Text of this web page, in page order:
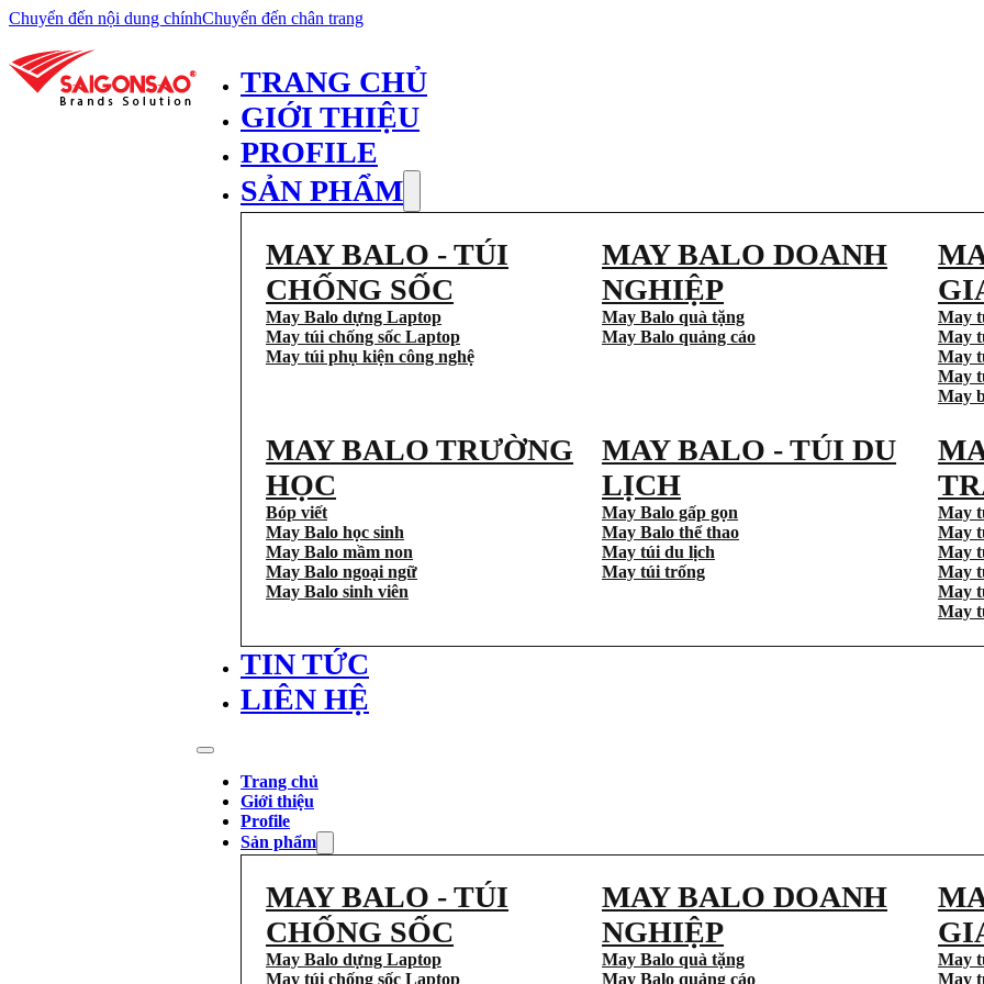
Chuyển đến nội dung chínhChuyển đến chân trang
TRANG CHỦ
GIỚI THIỆU
PROFILE
SẢN PHẨM
MAY BALO - TÚI
CHỐNG SỐC
May Balo dựng Laptop
May túi chống sốc Laptop
May túi phụ kiện công nghệ
MAY BALO DOANH
NGHIỆP
May Balo quà tặng
May Balo quảng cáo
May
May
May
May
May
MAY BALO TRƯỜNG
HỌC
Bóp viết
May Balo học sinh
May Balo mầm non
May Balo ngoại ngữ
May Balo sinh viên
MAY BALO - TÚI DU
LỊCH
May Balo gấp gọn
May Balo thể thao
May túi du lịch
May túi trống
May
May
May
May
May
May
TIN TỨC
LIÊN HỆ
Trang chủ
Giới thiệu
Profile
Sản phẩm
MAY BALO - TÚI
CHỐNG SỐC
May Balo dựng Laptop
May túi chống sốc Laptop
MAY BALO DOANH
NGHIỆP
May Balo quà tặng
May Balo quảng cáo
May
May